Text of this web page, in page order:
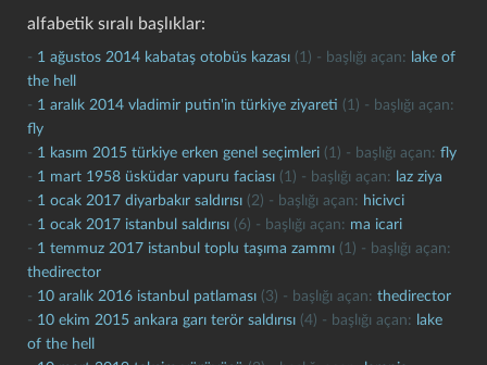
alfabetik sıralı başlıklar:
- 1 ağustos 2014 kabataş otobüs kazası (1) - başlığı açan: lake of
the hell
- 1 aralık 2014 vladimir putin'in türkiye ziyareti (1) - başlığı açan:
fly
- 1 kasım 2015 türkiye erken genel seçimleri (1) - başlığı açan: fly
- 1 mart 1958 üsküdar vapuru faciası (1) - başlığı açan: laz ziya
- 1 ocak 2017 diyarbakır saldırısı (2) - başlığı açan: hicivci
- 1 ocak 2017 istanbul saldırısı (6) - başlığı açan: ma icari
- 1 temmuz 2017 istanbul toplu taşıma zammı (1) - başlığı açan:
thedirector
- 10 aralık 2016 istanbul patlaması (3) - başlığı açan: thedirector
- 10 ekim 2015 ankara garı terör saldırısı (4) - başlığı açan: lake
of the hell